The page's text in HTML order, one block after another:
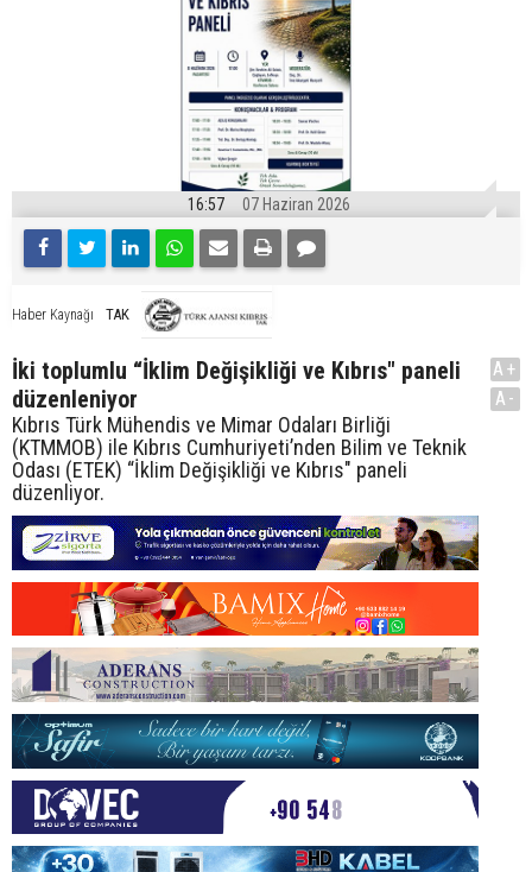
16:57 07 Haziran 2026
Haber Kaynağı TAK
İki toplumlu “İklim Değişikliği ve Kıbrıs" paneli
düzenleniyor
Kıbrıs Türk Mühendis ve Mimar Odaları Birliği
(KTMMOB) ile Kıbrıs Cumhuriyeti’nden Bilim ve Teknik
Odası (ETEK) “İklim Değişikliği ve Kıbrıs" paneli
düzenliyor.
A+
A-